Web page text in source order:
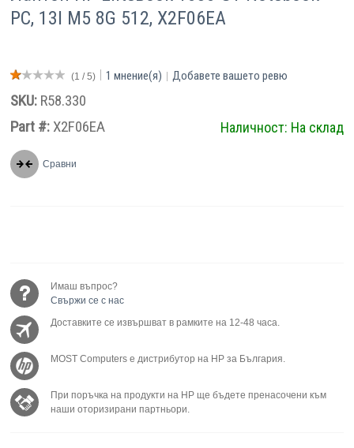
Смартфони
PC, 13I M5 8G 512, X2F06EA
(1 / 5) 1 мнение(я) Добавете вашето ревю
SKU: R58.330
Part #: X2F06EA Наличност: На склад
Сравни
Имаш въпрос?
Свържи се с нас
Доставките се извършват в рамките на 12-48 часа.
MOST Computers е дистрибутор на HP за България.
При поръчка на продукти на HP ще бъдете пренасочени към
наши оторизирани партньори.